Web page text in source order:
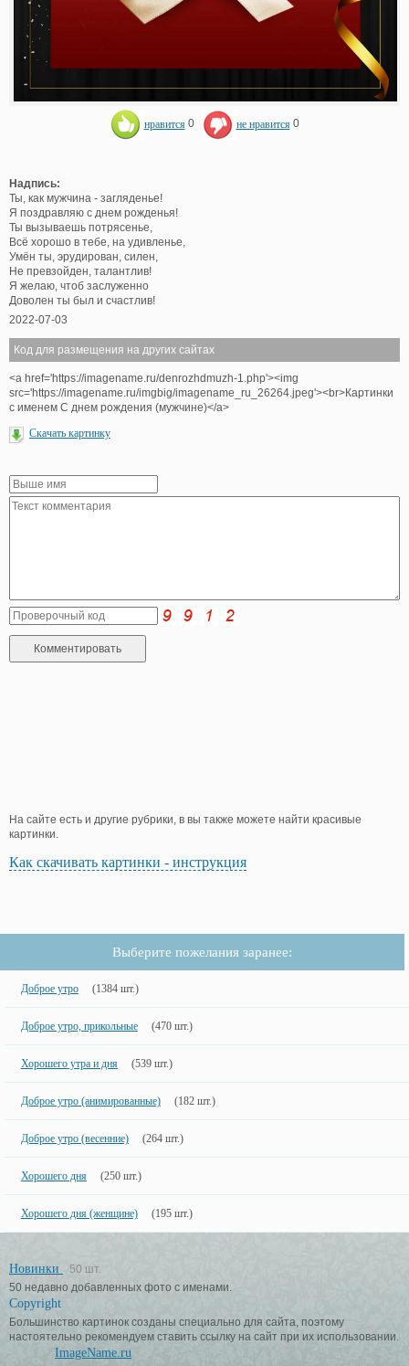
нравится 0 не нравится 0
Надпись:
Ты, как мужчина - загляденье!
Я поздравляю с днем рожденья!
Ты вызываешь потрясенье,
Всё хорошо в тебе, на удивленье,
Умён ты, эрудирован, силен,
Не превзойден, талантлив!
Я желаю, чтоб заслуженно
Доволен ты был и счастлив!
2022-07-03
Код для размещения на других сайтах
<a href='https://imagename.ru/denrozhdmuzh-1.php'><img
src='https://imagename.ru/imgbig/imagename_ru_26264.jpeg'><br>Картинки
с именем С днем рождения (мужчине)</a>
Скачать картинку
На сайте есть и другие рубрики, в вы также можете найти красивые
картинки.
Как скачивать картинки - инструкция
Выберите пожелания заранее:
Доброе утро (1384 шт.)
Доброе утро, прикольные (470 шт.)
Хорошего утра и дня (539 шт.)
Доброе утро (анимированные) (182 шт.)
Доброе утро (весенние) (264 шт.)
Хорошего дня (250 шт.)
Хорошего дня (женщине) (195 шт.)
Новинки
50 шт.
50 недавно добавленных фото с именами.
Copyright
Большинство картинок созданы специально для сайта, поэтому
настоятельно рекомендуем ставить ссылку на сайт при их использовании.
ImageName.ru